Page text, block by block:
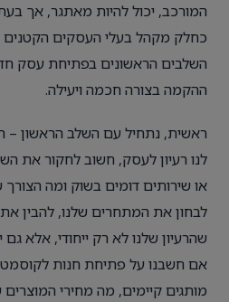
המורכב, יכול להיות מאתגר, אך
כחלק מקהל בעלי העסקים הקטנים
השלבים הראשונים בפתיחת עסק
ההקמה בצורה חכמה ויעילה.
ראשית, נתחיל עם השלב הראשון –
לנו רעיון לעסק, חשוב לחקור את
או שירותים דומים בשוק ומה
לבחון את המתחרים שלנו, להבין
שהרעיון שלנו לא רק ייחודי, אלא גם
אם חשבנו על פתיחת חנות
מותגים קיימים, מה מחירי